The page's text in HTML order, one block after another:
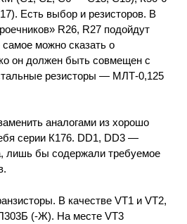
Есть выбор и резисторов. В
R26, R27 подойдут
можно сказать о
он должен быть совмещен с
резисторы — МЛТ-0,125
аналогами из хорошо
серии К176. DD1, DD3 —
лишь бы содержали требуемое
В качестве VT1 и VT2,
(-Ж). На месте VT3